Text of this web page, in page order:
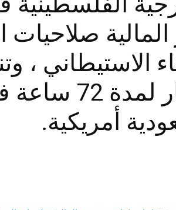
المالية
الاستيطاني ،
إطلاق النار
أمريكية.